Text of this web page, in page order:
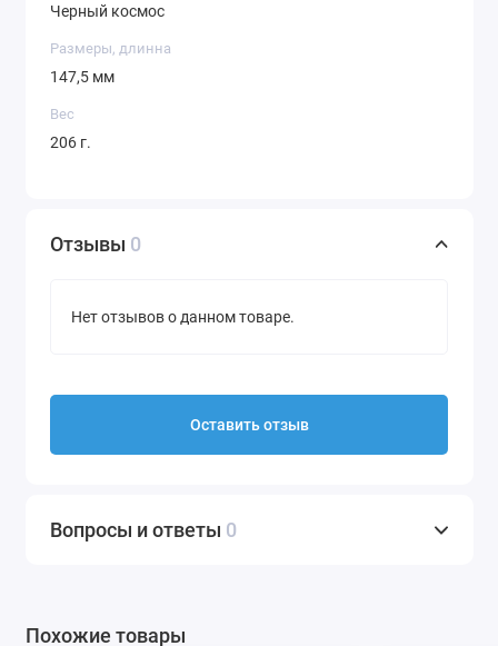
Черный космос
Размеры, длинна
147,5 мм
Вес
206 г.
Отзывы 0
Нет отзывов о данном товаре.
Оставить отзыв
Вопросы и ответы 0
Похожие товары